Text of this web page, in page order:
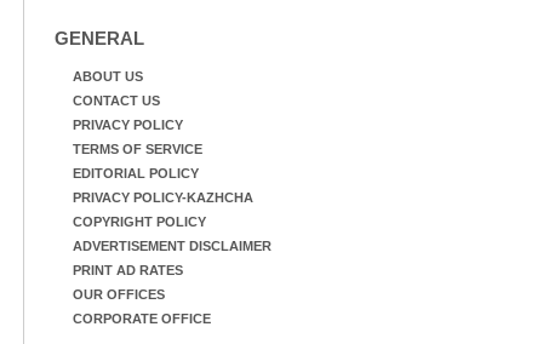
ചെളിയും മണ്ണും മറ്റ്
ചെയ്യുന്നു.
GENERAL
ABOUT US
CONTACT US
PRIVACY POLICY
TERMS OF SERVICE
EDITORIAL POLICY
PRIVACY POLICY-KAZHCHA
COPYRIGHT POLICY
ADVERTISEMENT DISCLAIMER
PRINT AD RATES
OUR OFFICES
CORPORATE OFFICE